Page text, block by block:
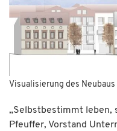
Visualisierung des
„Selbstbestimmt leben,
Pfeuffer, Vorstand